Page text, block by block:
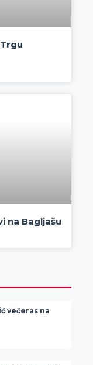
na Bagljašu
večeras na